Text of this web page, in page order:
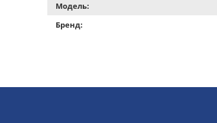
Модель:
Бренд: